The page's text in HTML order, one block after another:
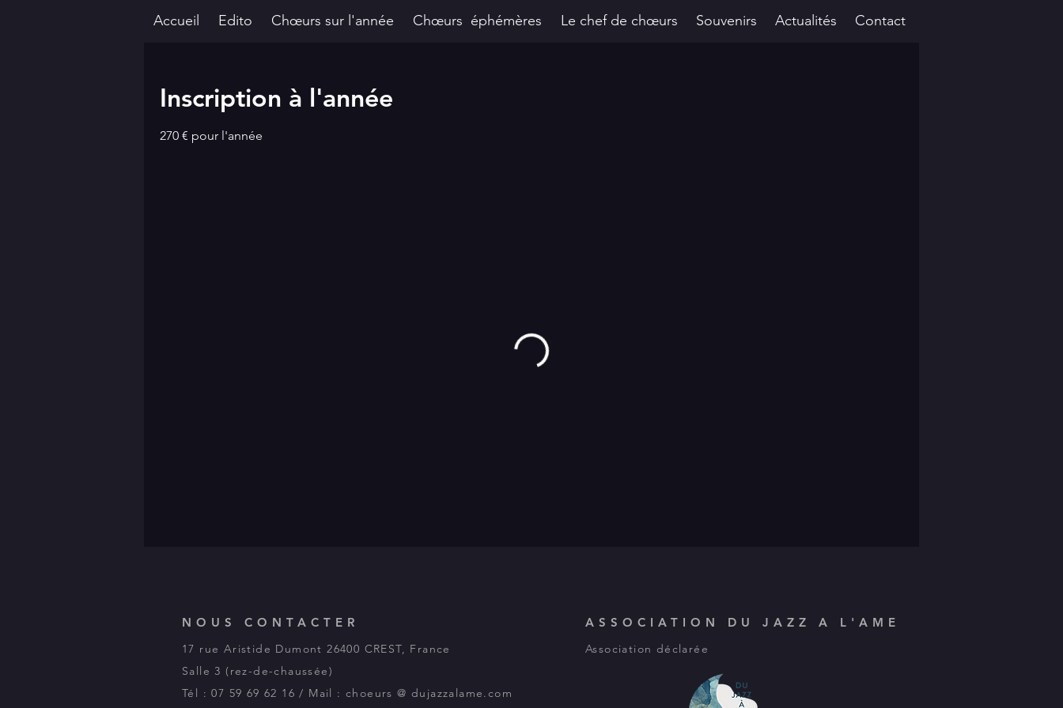
Inscription à l'année
270 € pour l'année
Accueil Edito Chœurs sur l'année Chœurs éphémères Le chef de chœurs Souvenirs Actualités Contact
NOUS CONTACTER
17 rue Aristide Dumont 26400 CREST, France
Salle 3 (rez-de-chaussée)
Tél : 07 59 69 62 16 / Mail : choeurs @ dujazzalame.com
ASSOCIATION DU JAZZ A L'AME
Association déclarée